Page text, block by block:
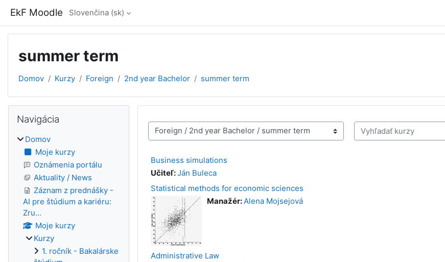
EkF Moodle Slovenčina ‎(sk)‎
summer term
Domov Kurzy Foreign 2nd year Bachelor summer term
Kategórie kurzov
Vyhľadať kurzy
Business simulations
Učiteľ:Ján Buleca
Statistical methods for economic sciences
Manažér: Alena Mojsejová
Administrative Law
Bloky
Navigácia
Domov
Moje kurzy
Oznámenia portálu
Aktuality / News
Záznam z prednášky -
AI pre štúdium a kariéru:
Zru...
Moje kurzy
Kurzy
1. ročník - Bakalárske